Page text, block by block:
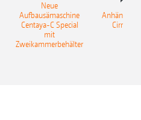
Neue
Aufbausämaschine
Centaya-C Special
mit
Zweikammerbehälter
Cirrus